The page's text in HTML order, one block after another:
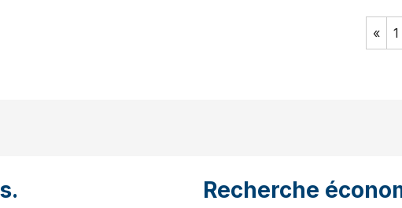
« 1
Recherche